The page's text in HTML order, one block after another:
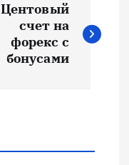
Центовый
счет на
форекс с
бонусами